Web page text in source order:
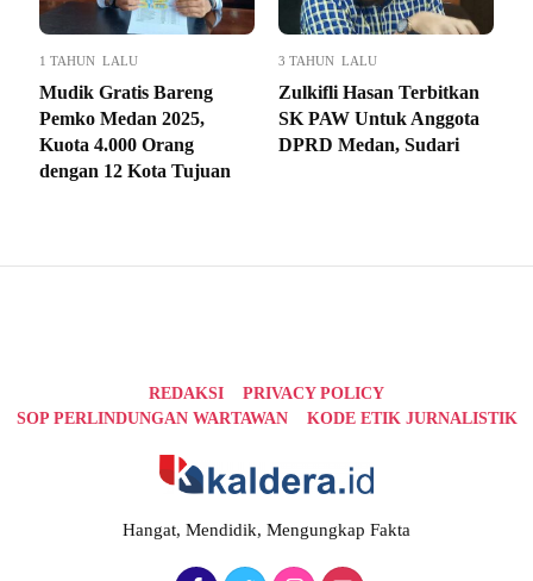
1 TAHUN LALU
Mudik Gratis Bareng
Pemko Medan 2025,
Kuota 4.000 Orang
dengan 12 Kota Tujuan
3 TAHUN LALU
Zulkifli Hasan Terbitkan
SK PAW Untuk Anggota
DPRD Medan, Sudari
REDAKSI
PRIVACY POLICY
SOP PERLINDUNGAN WARTAWAN
KODE ETIK JURNALISTIK
Hangat, Mendidik, Mengungkap Fakta